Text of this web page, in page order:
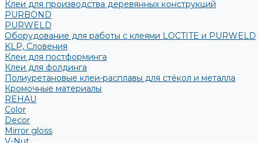
Клеи для производства деревянных конструкций
PURBOND
PURWELD
Оборудование для работы с клеями LOCTITE и PURWELD
KLP, Словения
Клеи для постформинга
Клеи для фолдинга
Полиуретановые клеи-расплавы для стёкол и металла
Кромочные материалы
REHAU
Color
Decor
Mirror gloss